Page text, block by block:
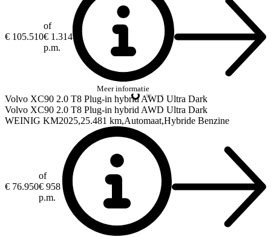
€ 105.510
of
€ 1.314
p.m.
Meer informatie
Volvo XC90 2.0 T8 Plug-in hybrid AWD Ultra Dark
WEINIG KM2025 25.481 km Automaat Hybride Benzine
€ 76.950
of
€ 958
p.m.
Volvo XC90 2.0 T8 Plug-in hybrid AWD Ultra Dark